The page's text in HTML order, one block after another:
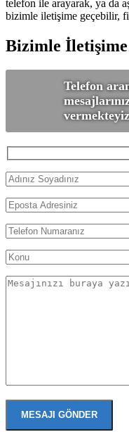
telefon ile arayarak, ya da
bizimle iletişime geçebilir,
Bizimle
Telefon